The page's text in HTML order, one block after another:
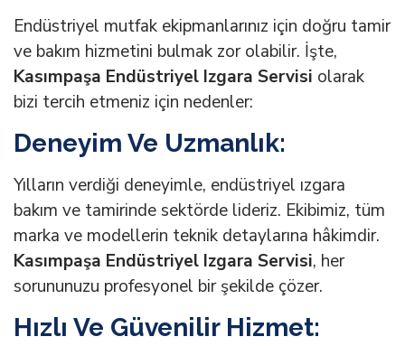
Endüstriyel mutfak ekipmanlarınız için doğru tamir
ve bakım hizmetini bulmak zor olabilir. İşte,
Kasımpaşa Endüstriyel Izgara Servisi olarak
bizi tercih etmeniz için nedenler:
Deneyim Ve Uzmanlık:
Yılların verdiği deneyimle, endüstriyel ızgara
bakım ve tamirinde sektörde lideriz. Ekibimiz, tüm
marka ve modellerin teknik detaylarına hâkimdir.
Kasımpaşa Endüstriyel Izgara Servisi, her
sorununuzu profesyonel bir şekilde çözer.
Hızlı Ve Güvenilir Hizmet: